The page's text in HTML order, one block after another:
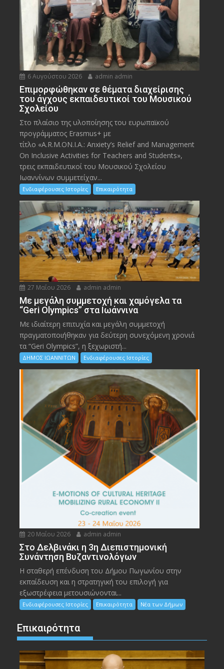
6 Αυγούστου 2026 admin admin
Eπιμορφώθηκαν σε θέματα διαχείρισης
του άγχους εκπαιδευτικοί του Μουσικού
Σχολείου
Στο πλαίσιο της υλοποίησης του ευρωπαϊκού
προγράμματος Erasmus+ με
τίτλο «A.R.M.ON.I.A.: Anxiety’s Relief and Management
On Inclusive Activities for Teachers and Students»,
τρεις εκπαιδευτικοί του Μουσικού Σχολείου
Ιωαννίνων συμμετείχαν...
Ενδιαφέρουσες Ιστορίες Επικαιρότητα
27 Μαΐου 2026 admin admin
Με μεγάλη συμμετοχή και χαμόγελα τα
“Geri Olympics” στα Ιωάννινα
Με ιδιαίτερη επιτυχία και μεγάλη συμμετοχή
πραγματοποιήθηκαν για δεύτερη συνεχόμενη χρονιά
τα “Geri Olympics”, η ξεχωριστή...
ΔΗΜΟΣ ΙΩΑΝΝΙΤΩΝ Ενδιαφέρουσες Ιστορίες
20 Μαΐου 2026 admin admin
Στο Δελβινάκι η 3η Διεπιστημονική
Συνάντηση Βυζαντινολόγων
Η σταθερή επένδυση του Δήμου Πωγωνίου στην
εκπαίδευση και η στρατηγική του επιλογή για
εξωστρέφεια μετουσιώνονται...
Ενδιαφέρουσες Ιστορίες Επικαιρότητα Νέα των Δήμων
Επικαιρότητα